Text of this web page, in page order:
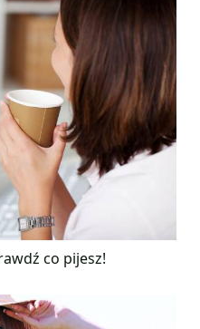
co pijesz!